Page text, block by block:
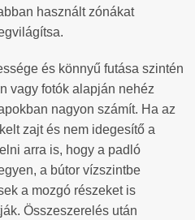
használt zónákat
és könnyű futása szintén
vagy fotók alapján nehéz
nagyon számít. Ha az
zajt és nem idegesítő a
arra is, hogy a padló
a bútor vízszintbe
a mozgó részeket is
Összeszerelés után